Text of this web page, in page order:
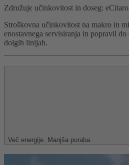
Združuje učinkovitost in doseg:
Stroškovna učinkovitost na makro in
enostavnega servisiranja in popravil
dolgih linijah.
Več energije. Manjša poraba.